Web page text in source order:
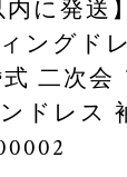
内に発送
ングド
二次会
ドレス